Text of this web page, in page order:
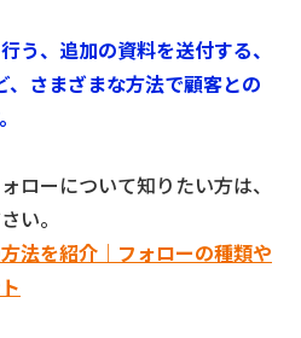
う、追加の資料を送付する、
、さまざまな方法で顧客との
ローについて知りたい方は、
い。
法を紹介｜フォローの種類や